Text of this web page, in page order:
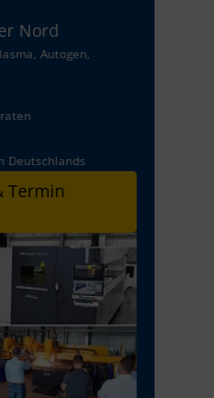
Nord
Autogen,
Deutschlands
Termin